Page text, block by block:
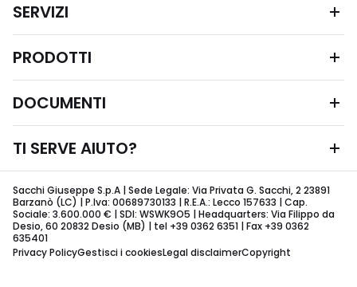
SERVIZI
PRODOTTI
DOCUMENTI
TI SERVE AIUTO?
Sacchi Giuseppe S.p.A | Sede Legale: Via Privata G. Sacchi, 2 23891
Barzanò (LC) | P.Iva: 00689730133 | R.E.A.: Lecco 157633 | Cap.
Sociale: 3.600.000 € | SDI: WSWK9O5 | Headquarters: Via Filippo da
Desio, 60 20832 Desio (MB) | tel +39 0362 6351 | Fax +39 0362
635401
Privacy PolicyGestisci i cookiesLegal disclaimerCopyright